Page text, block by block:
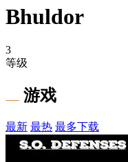
Bhuldor
3
等级
游戏
最新 最热 最多下载